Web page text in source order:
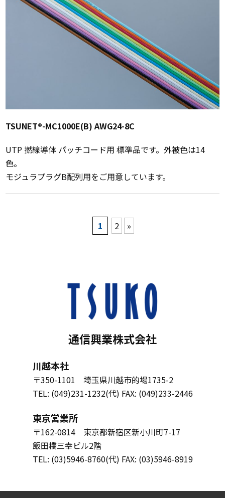
TSUNET®-MC1000E(B) AWG24-8C
UTP 撚線導体 パッチコード用 標準品です。外被色は14
色。
モジュラプラグB配列用をご用意しています。
1 2 »
通信興業株式会社
川越本社
〒350-1101 埼玉県川越市的場1735-2
TEL: (049)231-1232(代) FAX: (049)233-2446
東京営業所
〒162-0814 東京都新宿区新小川町7-17
飯田橋三幸ビル2階
TEL: (03)5946-8760(代) FAX: (03)5946-8919